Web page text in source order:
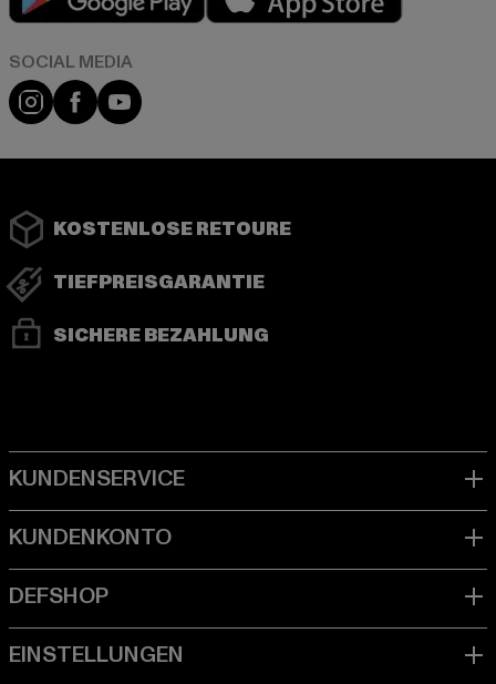
Instagram
FacebookYouTube
KOSTENLOSE RETOURE
TIEFPREISGARANTIE
SICHERE BEZAHLUNG